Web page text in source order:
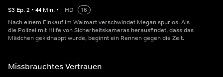
S3 Ep.2 • 44 Min. • HD
16
Nach einem Einkauf im Walmart verschwindet Megan spurlos. Als
die Polizei mit Hilfe von Sicherheitskameras herausfindet, dass das
Mädchen gekidnappt wurde, beginnt ein Rennen gegen die Zeit.
Missbrauchtes Vertrauen